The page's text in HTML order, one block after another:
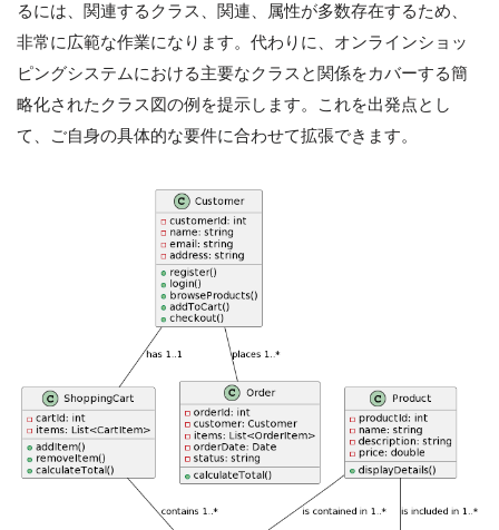
るには、関連するクラス、関連、属性が多数存在するため、
非常に広範な作業になります。代わりに、オンラインショッ
ピングシステムにおける主要なクラスと関係をカバーする簡
略化されたクラス図の例を提示します。これを出発点とし
て、ご自身の具体的な要件に合わせて拡張できます。